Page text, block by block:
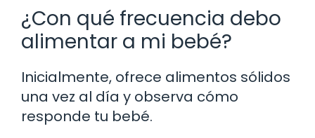
¿Con qué frecuencia debo
alimentar a mi bebé?
Inicialmente, ofrece alimentos sólidos
una vez al día y observa cómo
responde tu bebé.